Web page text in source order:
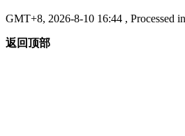
GMT+8, 2026-8-10 16:44 , Processed
返回顶部